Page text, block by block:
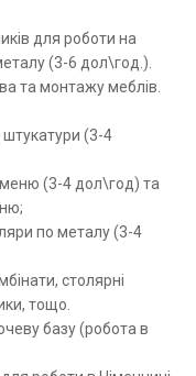
для роботи на
(3-6 дол\год.).
та монтажу меблів.
(3-4
(3-4 дол\год) та
по металу (3-4
столярні
тощо.
базу (робота в